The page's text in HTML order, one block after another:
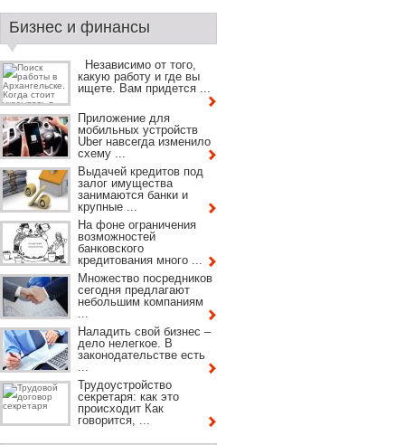
Бизнес и финансы
Независимо от того,
какую работу и где вы
ищете. Вам придется ...
Приложение для
мобильных устройств
Uber навсегда изменило
схему ...
Выдачей кредитов под
залог имущества
занимаются банки и
крупные ...
На фоне ограничения
возможностей
банковского
кредитования много ...
Множество посредников
сегодня предлагают
небольшим компаниям
...
Наладить свой бизнес –
дело нелегкое. В
законодательстве есть
...
Трудоустройство
секретаря: как это
происходит Как
говорится, ...